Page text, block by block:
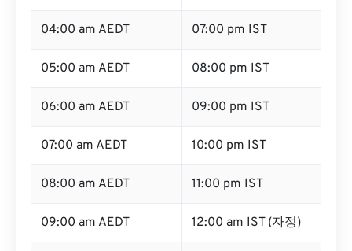
04:00 am AEDT 07:00 pm IST
05:00 am AEDT 08:00 pm IST
06:00 am AEDT 09:00 pm IST
07:00 am AEDT 10:00 pm IST
08:00 am AEDT 11:00 pm IST
09:00 am AEDT 12:00 am IST (자정)